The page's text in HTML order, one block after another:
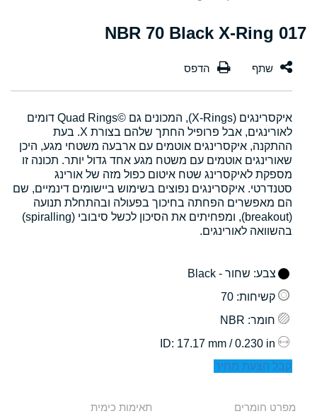
017 NBR 70 Black X-Ring
איקסרינגים (X-Rings), המכונים גם Quad Rings©‎ דומים
לאורינגים, אבל פרופיל החתך שלהם בצורת X. בעת
ההתקנה, איקסרינגים אוטמים עם ארבעה משטחי מגע, היכן
שאורינגים אוטמים עם משטח מגע אחד גדול יותר. תכונה זו
מספקת לאיקסרינג שטח איטום כפול מזה של אורינג
סטנדרטי. איקסרינגים נפוצים בשימוש ביישומים דינמיים, שם
הם מאפשרים הפחתה בחיכוך בפעולה ובהתחלת תנועה
(breakout), ומפחיתים את הסיכון לכשל סיבובי (spiralling)
בהשוואה לאורינגים.
צבע: שחור - Black
קשיחות: 70
חומר: NBR
: 17.17 mm / 0.230 in
קבל הצעת מחיר
מפרט חומרים תאימות כימית